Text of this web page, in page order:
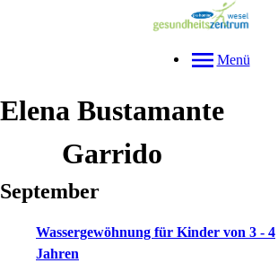
Menü
Elena Bustamante
Garrido
September
Wassergewöhnung für Kinder von 3 - 4
Jahren